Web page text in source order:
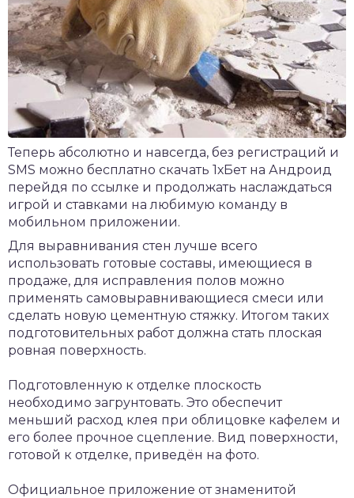
Теперь абсолютно и навсегда, без регистраций и
SMS можно бесплатно скачать 1хБет на Андроид
перейдя по ссылке и продолжать наслаждаться
игрой и ставками на любимую команду в
мобильном приложении.
Для выравнивания стен лучше всего
использовать готовые составы, имеющиеся в
продаже, для исправления полов можно
применять самовыравнивающиеся смеси или
сделать новую цементную стяжку. Итогом таких
подготовительных работ должна стать плоская
ровная поверхность.
Подготовленную к отделке плоскость
необходимо загрунтовать. Это обеспечит
меньший расход клея при облицовке кафелем и
его более прочное сцепление. Вид поверхности,
готовой к отделке, приведён на фото.
Официальное приложение от знаменитой